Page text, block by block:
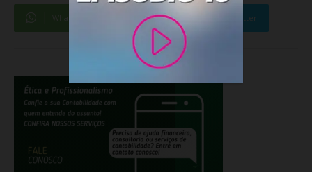
Facebook Twitter